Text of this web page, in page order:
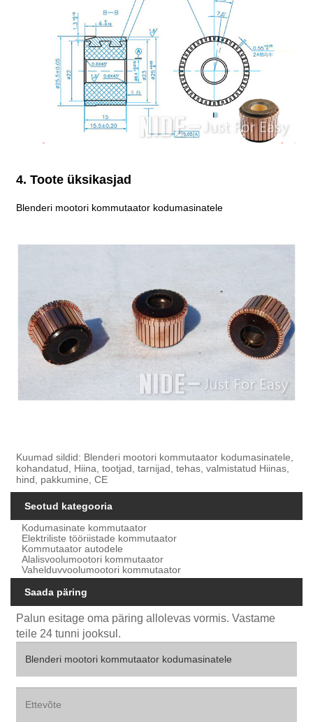
4. Toote üksikasjad
Blenderi mootori kommutaator kodumasinatele
Kuumad sildid: Blenderi mootori kommutaator kodumasinatele,
kohandatud, Hiina, tootjad, tarnijad, tehas, valmistatud Hiinas,
hind, pakkumine, CE
Seotud kategooria
Kodumasinate kommutaator
Elektriliste tööriistade kommutaator
Kommutaator autodele
Alalisvoolumootori kommutaator
Vahelduvvoolumootori kommutaator
Saada päring
Palun esitage oma päring allolevas vormis. Vastame
teile 24 tunni jooksul.